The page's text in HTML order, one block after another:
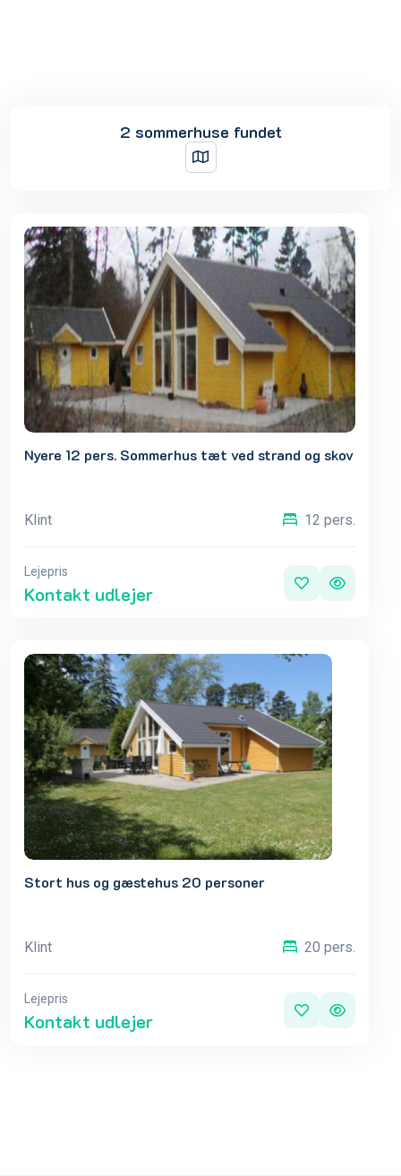
2 sommerhuse fundet
Nyere 12 pers. Sommerhus tæt ved strand og skov
Klint 12 pers.
Lejepris
Kontakt udlejer
Stort hus og gæstehus 20 personer
Klint 20 pers.
Lejepris
Kontakt udlejer